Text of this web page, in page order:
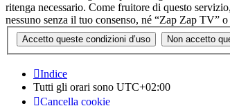
ritenga necessario. Come fruitore di questo
nessuno senza il tuo consenso, né “Zap Zap TV”
Indice
Tutti gli orari sono UTC+02:00
Cancella cookie